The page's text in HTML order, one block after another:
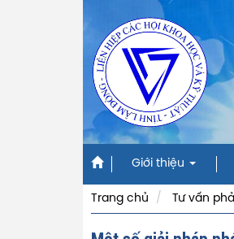
Giới thiệu
Trang chủ Tư vấn